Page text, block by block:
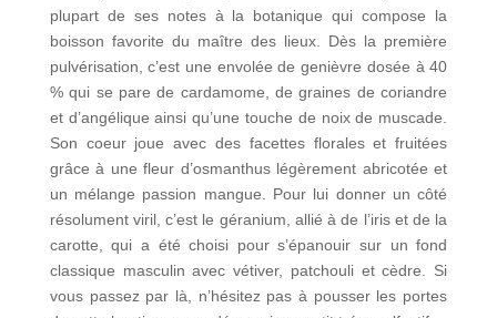
plupart de ses notes à la botanique qui compose la
boisson favorite du maître des lieux. Dès la première
pulvérisation, c’est une envolée de genièvre dosée à 40
% qui se pare de cardamome, de graines de coriandre
et d’angélique ainsi qu’une touche de noix de muscade.
Son coeur joue avec des facettes florales et fruitées
grâce à une fleur d’osmanthus légèrement abricotée et
un mélange passion mangue. Pour lui donner un côté
résolument viril, c’est le géranium, allié à de l’iris et de la
carotte, qui a été choisi pour s’épanouir sur un fond
classique masculin avec vétiver, patchouli et cèdre. Si
vous passez par là, n’hésitez pas à pousser les portes